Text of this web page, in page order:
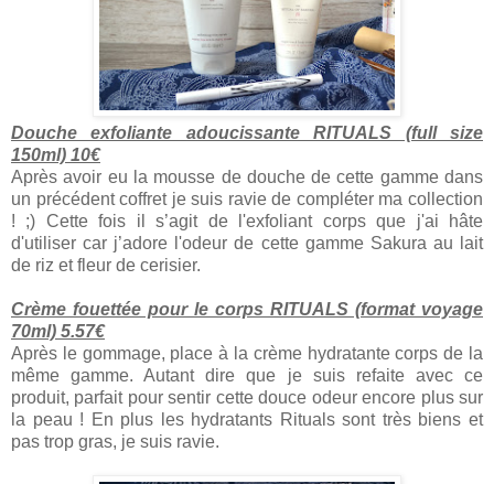
Douche exfoliante adoucissante RITUALS (full size
150ml) 10€
Après avoir eu la mousse de douche de cette gamme dans
un précédent coffret je suis ravie de compléter ma collection
! ;) Cette fois il s’agit de l'exfoliant corps que j'ai hâte
d'utiliser car j’adore l'odeur de cette gamme Sakura au lait
de riz et fleur de cerisier.
Crème fouettée pour le corps RITUALS (format voyage
70ml) 5.57€
Après le gommage, place à la crème hydratante corps de la
même gamme. Autant dire que je suis refaite avec ce
produit, parfait pour sentir cette douce odeur encore plus sur
la peau ! En plus les hydratants Rituals sont très biens et
pas trop gras, je suis ravie.